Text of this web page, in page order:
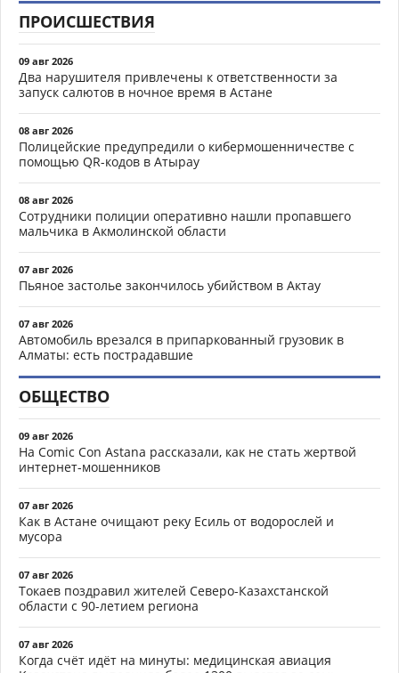
ПРОИСШЕСТВИЯ
09 авг 2026
Два нарушителя привлечены к ответственности за
запуск салютов в ночное время в Астане
08 авг 2026
Полицейские предупредили о кибермошенничестве с
помощью QR-кодов в Атырау
08 авг 2026
Сотрудники полиции оперативно нашли пропавшего
мальчика в Акмолинской области
07 авг 2026
Пьяное застолье закончилось убийством в Актау
07 авг 2026
Автомобиль врезался в припаркованный грузовик в
Алматы: есть пострадавшие
ОБЩЕСТВО
09 авг 2026
На Comic Con Astana рассказали, как не стать жертвой
интернет-мошенников
07 авг 2026
Как в Астане очищают реку Есиль от водорослей и
мусора
07 авг 2026
Токаев поздравил жителей Северо-Казахстанской
области с 90-летием региона
07 авг 2026
Когда счёт идёт на минуты: медицинская авиация